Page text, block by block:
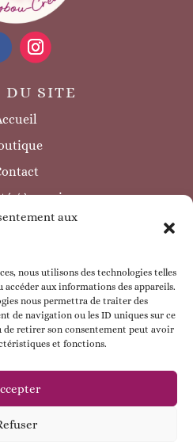
aux
nous utilisons des technologies telles
aux informations des appareils.
nous permettra de traiter des
de navigation ou les ID uniques sur ce
de retirer son consentement peut avoir
et fonctions.
DU SITE
/ à savoir
LÉGALES
légales
confidentialité
de cookie
CGV
CLIENT
compte